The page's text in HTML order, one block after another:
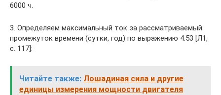
6000 ч.
3. Определяем максимальный ток за рассматриваемый
промежуток времени (сутки, год) по выражению 4.53 [Л1,
с. 117]:
Читайте также: Лошадиная сила и другие
единицы измерения мощности двигателя